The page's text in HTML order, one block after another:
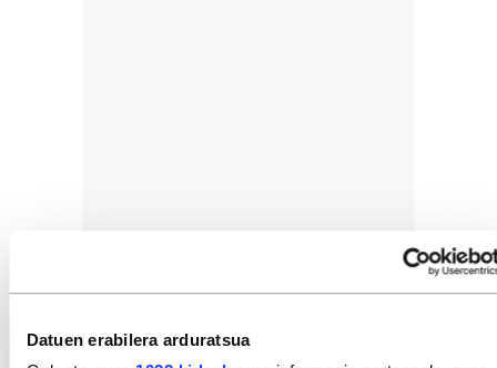
Datuen erabilera arduratsua